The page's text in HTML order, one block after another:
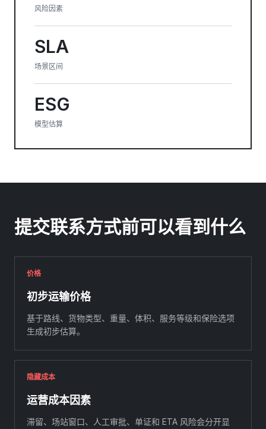
风险因素
SLA
场景区间
ESG
模型估算
提交联系方式前可以看到什么
价格
初步运输价格
基于路线、货物类型、重量、体积、服务等级和保险选项
生成初步估算。
隐藏成本
运营成本因素
滞留、场站窗口、人工审批、单证和 ETA 风险会分开显